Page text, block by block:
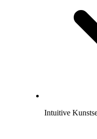
Intuitive